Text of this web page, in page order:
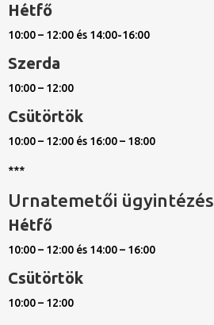
Hétfő
10:00 – 12:00 és 14:00-16:00
Szerda
10:00 – 12:00
Csütörtök
10:00 – 12:00 és 16:00 – 18:00
***
Urnatemetői ügyintézés
Hétfő
10:00 – 12:00 és 14:00 – 16:00
Csütörtök
10:00 – 12:00